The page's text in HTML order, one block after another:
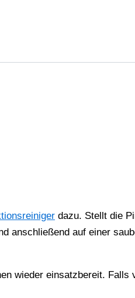
dazu. Stellt die
anschließend auf einer
wieder einsatzbereit.